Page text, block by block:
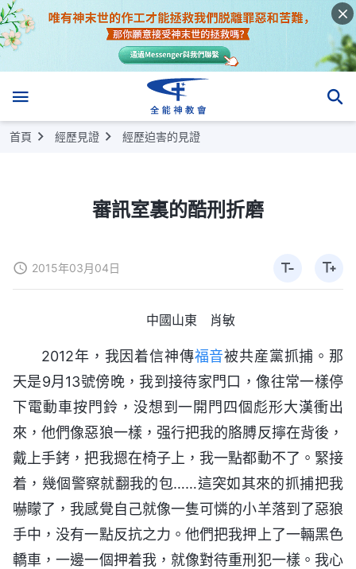
首頁 經歷見證 經歷迫害的見證
審訊室裏的酷刑折磨
2015年03月04日
中國山東 肖敏
2012年，我因着信神傳福音被共産黨抓捕。那
天是9月13號傍晚，我到接待家門口，像往常一樣停
下電動車按門鈴，没想到一開門四個彪形大漢衝出
來，他們像惡狼一樣，强行把我的胳膊反擰在背後，
戴上手銬，把我摁在椅子上，我一點都動不了。緊接
着，幾個警察就翻我的包……這突如其來的抓捕把我
嚇矇了，我感覺自己就像一隻可憐的小羊落到了惡狼
手中，没有一點反抗之力。他們把我押上了一輛黑色
轎車，一邊一個押着我，就像對待重刑犯一樣。我心